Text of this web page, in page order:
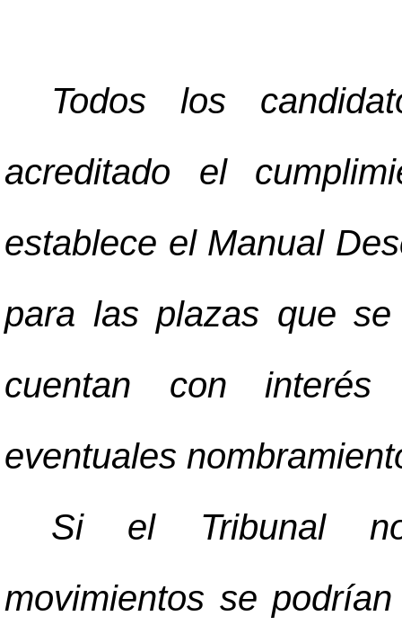
Todos los
acreditado el
establece el Manual
para las plazas que
cuentan con
eventuales
Si el Tribunal
movimientos se